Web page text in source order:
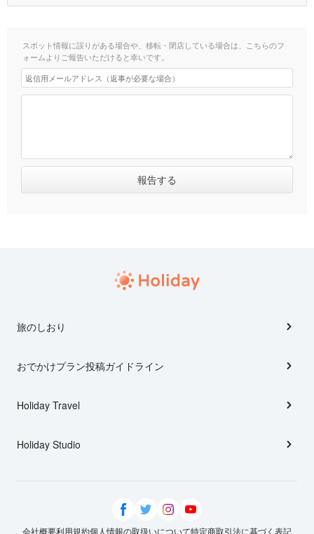
スポット情報に誤りがある場合や、移転・閉店している場合は、こちらのフ
ォームよりご報告いただけると幸いです。
旅のしおり
おでかけプラン投稿ガイドライン
Holiday Travel
Holiday Studio
会社概要利用規約個人情報の取扱いについて特定商取引法に基づく表記